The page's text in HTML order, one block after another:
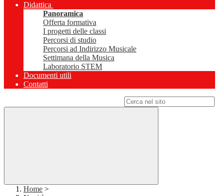
Didattica
Panoramica
Offerta formativa
I progetti delle classi
Percorsi di studio
Percorsi ad Indirizzo Musicale
Settimana della Musica
Laboratorio STEM
Documenti utili
Contatti
Home >